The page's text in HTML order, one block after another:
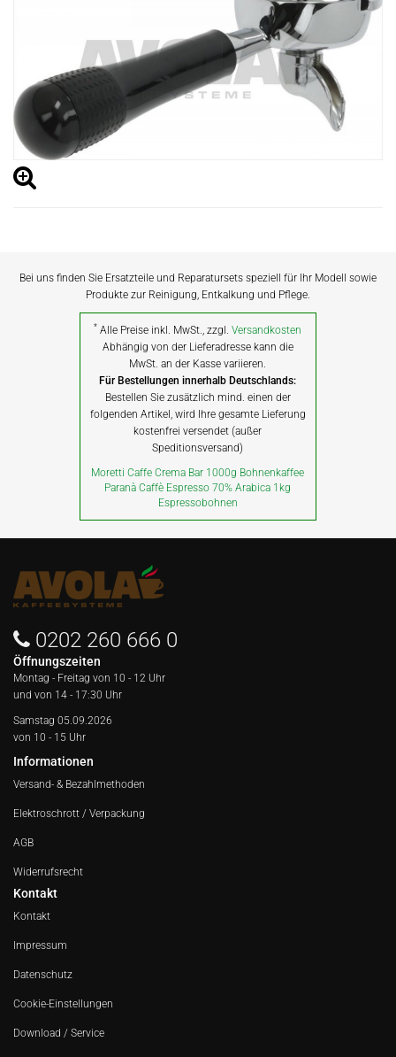
Bei uns finden Sie Ersatzteile und Reparatursets speziell für Ihr Modell sowie
Produkte zur Reinigung, Entkalkung und Pflege.
* Alle Preise inkl. MwSt., zzgl.Versandkosten
Abhängig von der Lieferadresse kann die
MwSt. an der Kasse variieren.
Für Bestellungen innerhalb Deutschlands:
Bestellen Sie zusätzlich mind. einen der
folgenden Artikel, wird Ihre gesamte Lieferung
kostenfrei versendet (außer
Speditionsversand)
Moretti Caffe Crema Bar 1000g Bohnenkaffee
Paranà Caffè Espresso 70% Arabica 1kg
Espressobohnen
0202 260 666 0
Öffnungszeiten
Montag - Freitag von 10 - 12 Uhr
und von 14 - 17:30 Uhr
Samstag 05.09.2026
von 10 - 15 Uhr
Informationen
Versand- & Bezahlmethoden
Elektroschrott / Verpackung
AGB
Widerrufsrecht
Kontakt
Kontakt
Impressum
Datenschutz
Cookie-Einstellungen
Download / Service